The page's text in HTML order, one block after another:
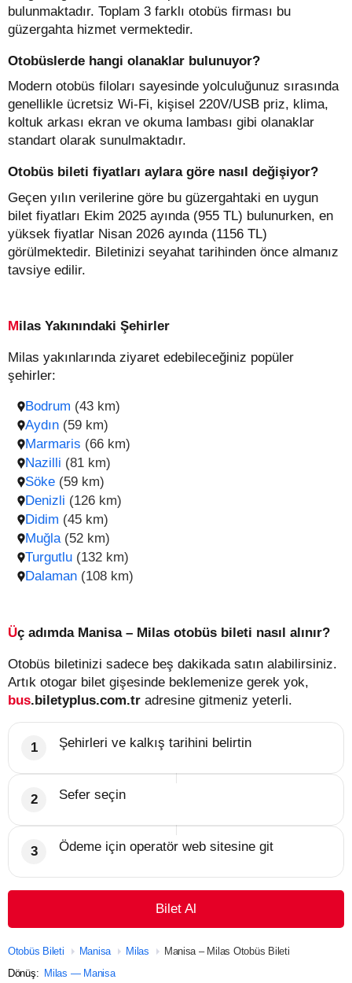
bulunmaktadır. Toplam 3 farklı otobüs firması bu
güzergahta hizmet vermektedir.
Otobüslerde hangi olanaklar bulunuyor?
Modern otobüs filoları sayesinde yolculuğunuz sırasında
genellikle ücretsiz Wi-Fi, kişisel 220V/USB priz, klima,
koltuk arkası ekran ve okuma lambası gibi olanaklar
standart olarak sunulmaktadır.
Otobüs bileti fiyatları aylara göre nasıl değişiyor?
Geçen yılın verilerine göre bu güzergahtaki en uygun
bilet fiyatları Ekim 2025 ayında (955 TL) bulunurken, en
yüksek fiyatlar Nisan 2026 ayında (1156 TL)
görülmektedir. Biletinizi seyahat tarihinden önce almanız
tavsiye edilir.
Milas Yakınındaki Şehirler
Milas yakınlarında ziyaret edebileceğiniz popüler
şehirler:
Bodrum (43 km)
Denizli (126 km)
Aydın (59 km)
Didim (45 km)
Marmaris (66 km)
Muğla (52 km)
Nazilli (81 km)
Turgutlu (132 km)
Söke (59 km)
Dalaman (108 km)
Üç adımda Manisa – Milas otobüs bileti nasıl alınır?
Otobüs biletinizi sadece beş dakikada satın alabilirsiniz.
Artık otogar bilet gişesinde beklemenize gerek yok,
bus.biletyplus.com.tr adresine gitmeniz yeterli.
Şehirleri ve kalkış tarihini belirtin
Sefer seçin
Ödeme için operatör web sitesine git
Bilet Al
Otobüs Bileti Manisa Milas
Manisa – Milas Otobüs Bileti
Dönüş: Milas — Manisa